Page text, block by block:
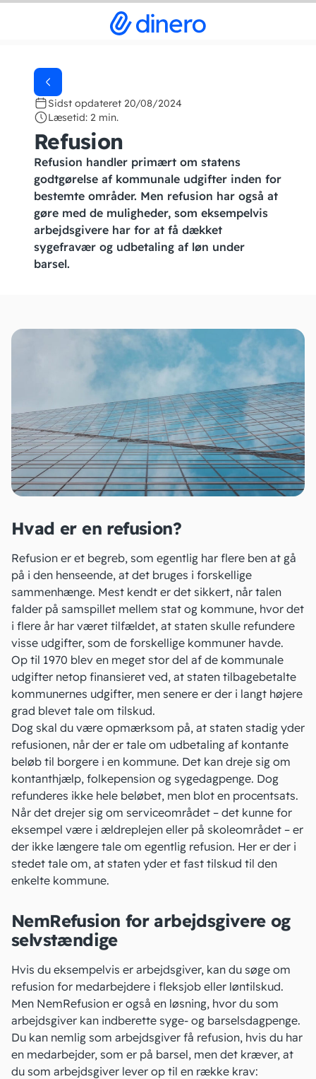
Sidst opdateret 20/08/2024
Læsetid: 2 min.
Refusion
Refusion handler primært om statens
godtgørelse af kommunale udgifter inden for
bestemte områder. Men refusion har også at
gøre med de muligheder, som eksempelvis
arbejdsgivere har for at få dækket
sygefravær og udbetaling af løn under
barsel.
Hvad er en refusion?
Refusion er et begreb, som egentlig har flere ben at gå
på i den henseende, at det bruges i forskellige
sammenhænge. Mest kendt er det sikkert, når talen
falder på samspillet mellem stat og kommune, hvor det
i flere år har været tilfældet, at staten skulle refundere
visse udgifter, som de forskellige kommuner havde.
Op til 1970 blev en meget stor del af de kommunale
udgifter netop finansieret ved, at staten tilbagebetalte
kommunernes udgifter, men senere er der i langt højere
grad blevet tale om tilskud.
Dog skal du være opmærksom på, at staten stadig yder
refusionen, når der er tale om udbetaling af kontante
beløb til borgere i en kommune. Det kan dreje sig om
kontanthjælp, folkepension og sygedagpenge. Dog
refunderes ikke hele beløbet, men blot en procentsats.
Når det drejer sig om serviceområdet – det kunne for
eksempel være i ældreplejen eller på skoleområdet – er
der ikke længere tale om egentlig refusion. Her er der i
stedet tale om, at staten yder et fast tilskud til den
enkelte kommune.
NemRefusion for arbejdsgivere og
selvstændige
Hvis du eksempelvis er arbejdsgiver, kan du søge om
refusion for medarbejdere i fleksjob eller løntilskud.
Men NemRefusion er også en løsning, hvor du som
arbejdsgiver kan indberette syge- og barselsdagpenge.
Du kan nemlig som arbejdsgiver få refusion, hvis du har
en medarbejder, som er på barsel, men det kræver, at
du som arbejdsgiver lever op til en række krav: